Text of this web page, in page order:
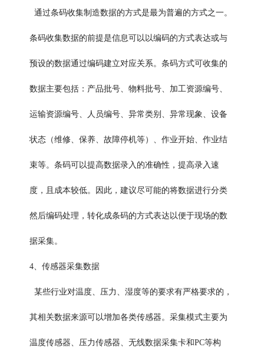
通过条码收集制造数据的方式是最为普遍的方式之一。
条码收集数据的前提是信息可以以编码的方式表达或与
预设的数据通过编码建立对应关系。条码方式可收集的
数据主要包括：产品批号、物料批号、加工资源编号、
运输资源编号、人员编号、异常类别、异常现象、设备
状态（维修、保养、故障停机等）、作业开始、作业结
束等。条码可以提高数据录入的准确性，提高录入速
度，且成本较低。因此，建议尽可能的将数据进行分类
然后编码处理，转化成条码的方式表达以便于现场的数
据采集。
4、传感器采集数据
某些行业对温度、压力、湿度等的要求有严格要求的，
其相关数据来源可以增加各类传感器。采集模式主要为
温度传感器、压力传感器、无线数据采集卡和PC等构